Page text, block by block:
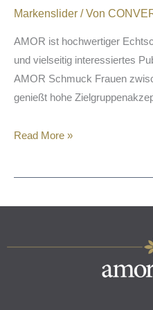
Markenslider / Von
AMOR ist hochwertiger
und vielseitig interessiertes
AMOR Schmuck Frauen
genießt hohe
Read More »